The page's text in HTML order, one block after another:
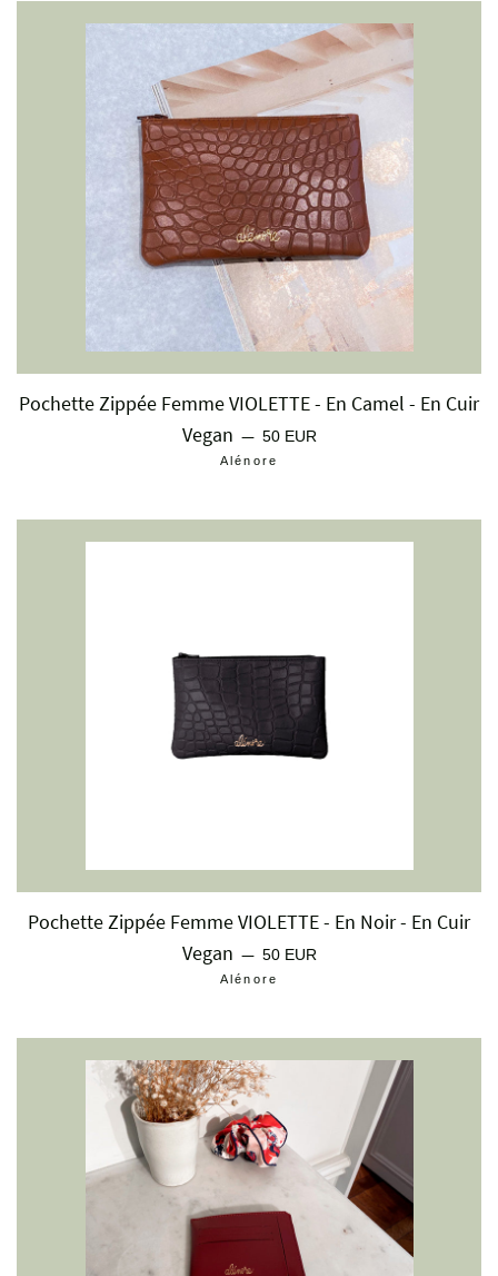
Pochette Zippée Femme VIOLETTE - En Camel - En Cuir
Vegan — Prix régulier
50 EUR
Alénore
Pochette Zippée Femme VIOLETTE - En Noir - En Cuir
Vegan — Prix régulier
50 EUR
Alénore